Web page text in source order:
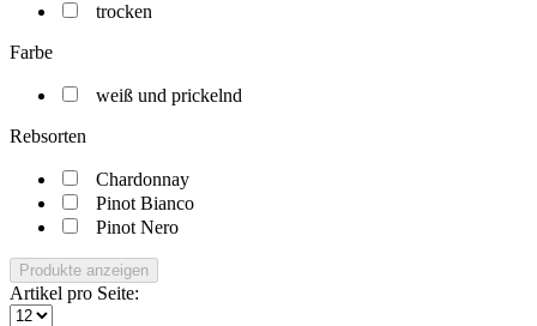
trocken
Farbe
weiß und prickelnd
Rebsorten
Chardonnay
Pinot Bianco
Pinot Nero
Produkte anzeigen
Artikel pro Seite: